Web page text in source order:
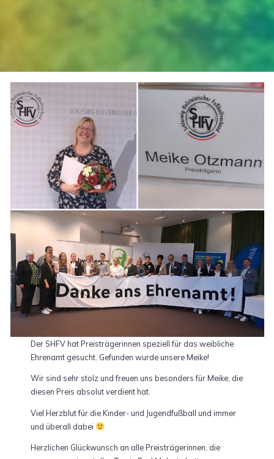
Der SHFV hat Preisträgerinnen speziell für das weibliche
Ehrenamt gesucht. Gefunden wurde unsere Meike!
Wir sind sehr stolz und freuen uns besonders für Meike, die
diesen Preis absolut verdient hat.
Viel Herzblut für die Kinder- und Jugendfußball und immer
und überall dabei
Herzlichen Glückwunsch an alle Preisträgerinnen, die